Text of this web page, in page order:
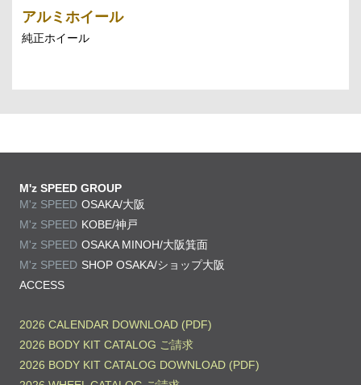
アルミホイール
純正ホイール
M'z SPEED GROUP
M'z SPEED OSAKA/大阪
M'z SPEED KOBE/神戸
M'z SPEED OSAKA MINOH/大阪箕面
M'z SPEED SHOP OSAKA/ショップ大阪
ACCESS
2026 CALENDAR DOWNLOAD (PDF)
2026 BODY KIT CATALOG ご請求
2026 BODY KIT CATALOG DOWNLOAD (PDF)